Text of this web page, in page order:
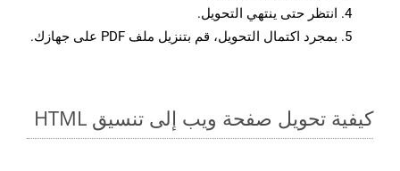
انتظر حتى ينتهي التحويل.
بمجرد اكتمال التحويل، قم بتنزيل ملف PDF على جهازك.
كيفية تحويل صفحة ويب إلى تنسيق HTML